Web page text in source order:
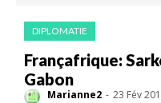
DIPLOMATIE
Françafrique:
Gabon
Marianne2 - 23 Fév